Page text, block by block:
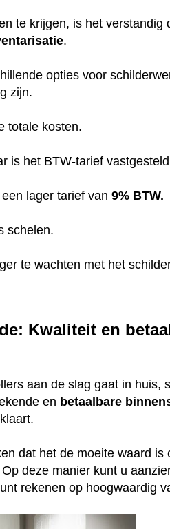
te krijgen, is het verstandig
.
opties voor
zijn.
totale kosten.
is het BTW-tarief
een lager tarief van9% BTW.
schelen.
te wachten met het
Kwaliteit en
aan de slag gaat in huis,
en betaalbare
dat het de moeite waard is
Op deze manier kunt u
rekenen op hoogwaardig